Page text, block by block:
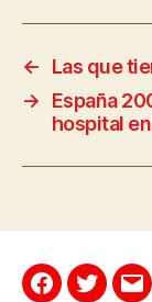
←
Las que
→
España
hospital